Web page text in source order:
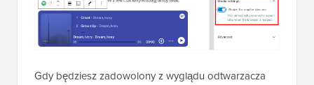
Gdy będziesz zadowolony z wyglądu odtwarzacza